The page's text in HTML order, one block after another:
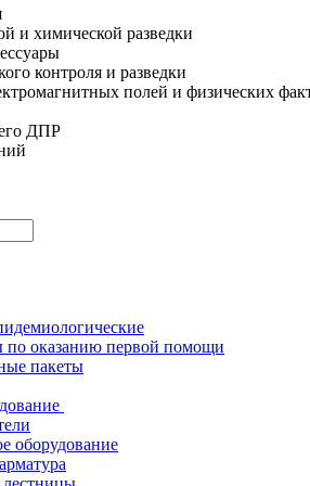
и химической разведки
контроля и разведки
полей и физических
ДПР
по оказанию первой помощи
пакеты
оборудование